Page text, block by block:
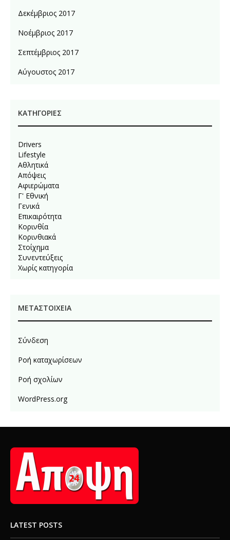
Δεκέμβριος 2017
Νοέμβριος 2017
Σεπτέμβριος 2017
Αύγουστος 2017
KΑΤΗΓΟΡΊΕΣ
Drivers
Lifestyle
Αθλητικά
Απόψεις
Αφιερώματα
Γ' Εθνική
Γενικά
Επικαιρότητα
Κορινθία
Κορινθιακά
Στοίχημα
Συνεντεύξεις
Χωρίς κατηγορία
ΜΕΤΑΣΤΟΙΧΕΊΑ
Σύνδεση
Ροή καταχωρίσεων
Ροή σχολίων
WordPress.org
LATEST POSTS